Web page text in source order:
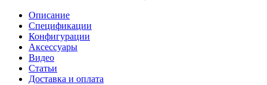
Описание
Спецификации
Конфигурации
Аксессуары
Видео
Статьи
Доставка и оплата